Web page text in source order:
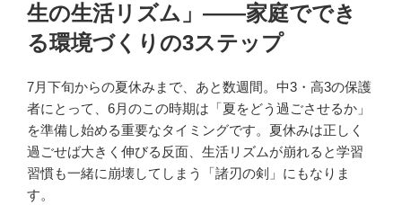
生の生活リズム」――家庭ででき
る環境づくりの3ステップ
7月下旬からの夏休みまで、あと数週間。中3・高3の保護
者にとって、6月のこの時期は「夏をどう過ごさせるか」
を準備し始める重要なタイミングです。夏休みは正しく
過ごせば大きく伸びる反面、生活リズムが崩れると学習
習慣も一緒に崩壊してしまう「諸刃の剣」にもなりま
す。